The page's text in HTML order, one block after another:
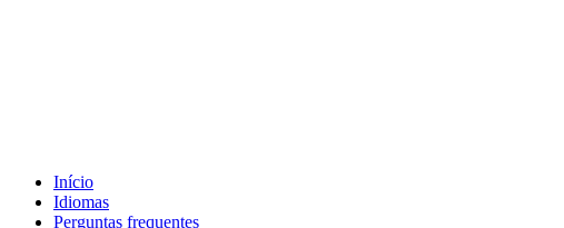
Início
Idiomas
Perguntas frequentes